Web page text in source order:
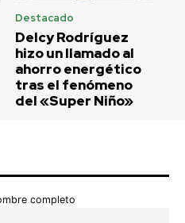
Destacado
Delcy Rodríguez
hizo un llamado al
ahorro energético
tras el fenómeno
del «Super Niño»
completo